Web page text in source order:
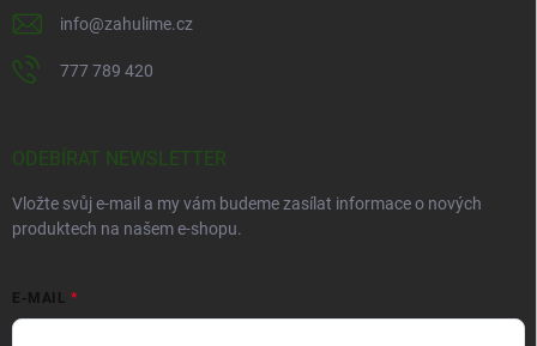
info@zahulime.cz
777 789 420
ODEBÍRAT NEWSLETTER
Vložte svůj e-mail a my vám budeme zasílat informace o nových
produktech na našem e-shopu.
E-MAIL